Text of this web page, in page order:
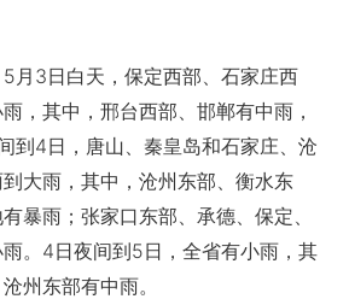
3日白天，保定西部、石家庄西
，其中，邢台西部、邯郸有中雨，
到4日，唐山、秦皇岛和石家庄、沧
大雨，其中，沧州东部、衡水东
暴雨；张家口东部、承德、保定、
。4日夜间到5日，全省有小雨，其
州东部有中雨。